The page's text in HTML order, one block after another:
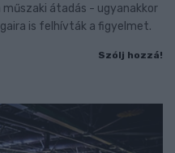
átadás - ugyanakkor
is felhívták a figyelmet.
Szólj hozzá!